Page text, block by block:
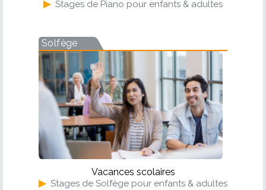
▶ Stages de Piano pour enfants & adultes
Solfège
Vacances scolaires
▶ Stages de Solfège pour enfants & adultes